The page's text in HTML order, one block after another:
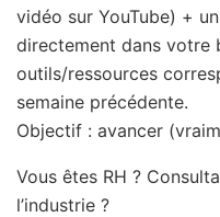
vidéo sur YouTube) +
directement dans votre
outils/ressources
semaine précédente.
Objectif : avancer
Vous êtes RH ?
l’industrie ?